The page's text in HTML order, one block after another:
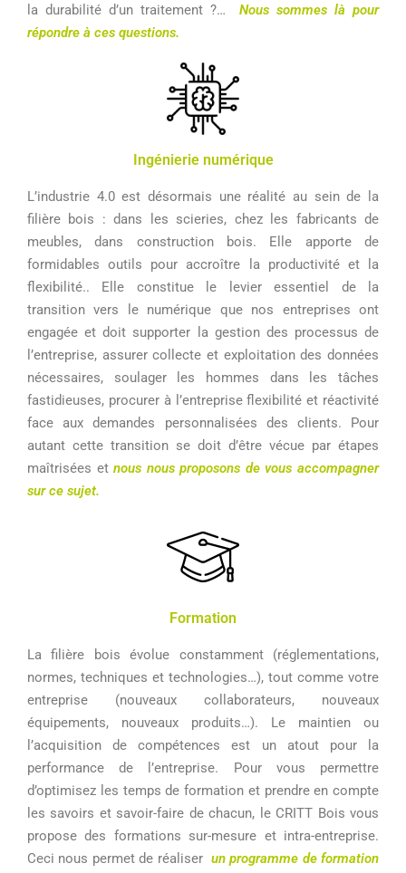
la durabilité d’un traitement ?…Nous sommes là pour
répondre à ces questions.
Ingénierie numérique
L’industrie 4.0 est désormais une réalité au sein de la
filière bois : dans les scieries, chez les fabricants de
meubles, dans construction bois. Elle apporte de
formidables outils pour accroître la productivité et la
flexibilité.. Elle constitue le levier essentiel de la
transition vers le numérique que nos entreprises ont
engagée et doit supporter la gestion des processus de
l’entreprise, assurer collecte et exploitation des données
nécessaires, soulager les hommes dans les tâches
fastidieuses, procurer à l’entreprise flexibilité et réactivité
face aux demandes personnalisées des clients. Pour
autant cette transition se doit d’être vécue par étapes
maîtrisées etnous nous proposons de vous accompagner
sur ce sujet.
Formation
La filière bois évolue constamment (réglementations,
normes, techniques et technologies…), tout comme votre
entreprise (nouveaux collaborateurs, nouveaux
équipements, nouveaux produits…). Le maintien ou
l’acquisition de compétences est un atout pour la
performance de l’entreprise. Pour vous permettre
d’optimisez les temps de formation et prendre en compte
les savoirs et savoir-faire de chacun, le CRITT Bois vous
propose des formations sur-mesure et intra-entreprise.
Ceci nous permet de réaliser un programme de formation